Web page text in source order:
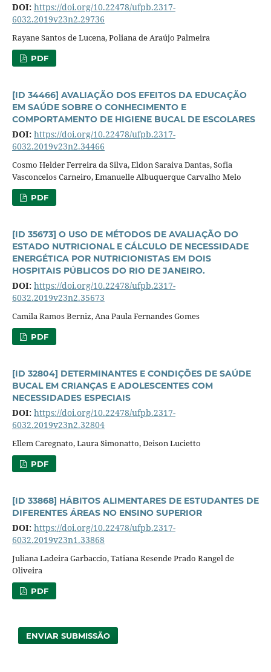
DOI: https://doi.org/10.22478/ufpb.2317-
6032.2019v23n2.29736
Rayane Santos de Lucena, Poliana de Araújo Palmeira
PDF
[ID 34466] AVALIAÇÃO DOS EFEITOS DA EDUCAÇÃO
EM SAÚDE SOBRE O CONHECIMENTO E
COMPORTAMENTO DE HIGIENE BUCAL DE ESCOLARES
DOI: https://doi.org/10.22478/ufpb.2317-
6032.2019v23n2.34466
Cosmo Helder Ferreira da Silva, Eldon Saraiva Dantas, Sofia
Vasconcelos Carneiro, Emanuelle Albuquerque Carvalho Melo
PDF
[ID 35673] O USO DE MÉTODOS DE AVALIAÇÃO DO
ESTADO NUTRICIONAL E CÁLCULO DE NECESSIDADE
ENERGÉTICA POR NUTRICIONISTAS EM DOIS
HOSPITAIS PÚBLICOS DO RIO DE JANEIRO.
DOI: https://doi.org/10.22478/ufpb.2317-
6032.2019v23n2.35673
Camila Ramos Berniz, Ana Paula Fernandes Gomes
PDF
[ID 32804] DETERMINANTES E CONDIÇÕES DE SAÚDE
BUCAL EM CRIANÇAS E ADOLESCENTES COM
NECESSIDADES ESPECIAIS
DOI: https://doi.org/10.22478/ufpb.2317-
6032.2019v23n2.32804
Ellem Caregnato, Laura Simonatto, Deison Lucietto
PDF
[ID 33868] HÁBITOS ALIMENTARES DE ESTUDANTES DE
DIFERENTES ÁREAS NO ENSINO SUPERIOR
DOI: https://doi.org/10.22478/ufpb.2317-
6032.2019v23n1.33868
Juliana Ladeira Garbaccio, Tatiana Resende Prado Rangel de
Oliveira
PDF
ENVIAR SUBMISSÃO